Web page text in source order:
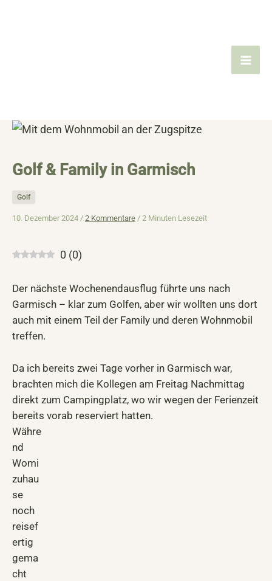
Golf & Family in Garmisch
Golf
10. Dezember 2024 / 2 Kommentare / 2 Minuten Lesezeit
0 (0)
Der nächste Wochenendausflug führte uns nach
Garmisch – klar zum Golfen, aber wir wollten uns dort
auch mit einem Teil der Family und deren Wohnmobil
treffen.
Da ich bereits zwei Tage vorher in Garmisch war,
brachten mich die Kollegen am Freitag Nachmittag
direkt zum Campingplatz, wo wir wegen der Ferienzeit
bereits vorab reserviert hatten.
Währe
nd
Womi
zuhau
se
noch
reisef
ertig
gema
cht